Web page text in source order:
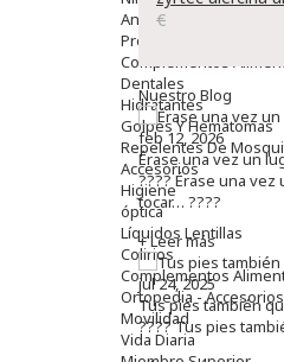
Antipiojos
Protección Solar
Complementos
Dentales
Hidratantes
Golpes Y Hematomas
Repelentes De
Accesorios
Higiene
óptica
Líquidos Lentillas
Colirios
Complementos
Ortopedia - Accesorios
Movilidad
Vida Diaria
€
Nuestro Blog
feb 12, 2026
Érase una vez un
???? Érase una
tocar… ????
+ Leer más
jul 24, 2025
Tus pies también
???? Tus pies